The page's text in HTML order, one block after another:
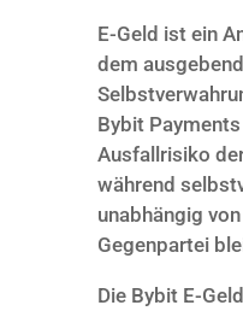
E-Geld ist ein
dem
Bybit
Ausfallrisiko
während
unabhängig
Gegenpartei
Die Bybit E-